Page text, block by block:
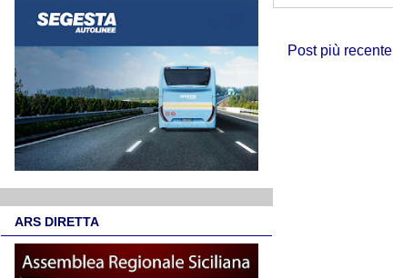
Post più recente
ARS DIRETTA